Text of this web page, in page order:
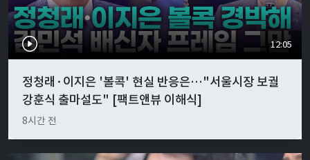
12:05
정청래·이지은 '볼콕' 현실 반응은…"서울시장 보궐
강훈식 출마설도" [팩트앤뷰 이해식]
8시간 전